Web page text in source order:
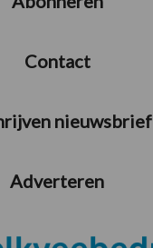
Contact
nieuwsbrief
Adverteren